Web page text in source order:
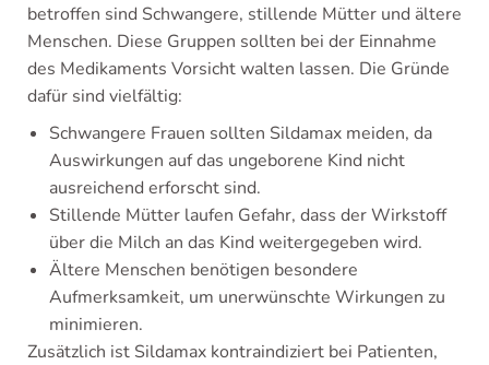
betroffen sind Schwangere, stillende Mütter und ältere
Menschen. Diese Gruppen sollten bei der Einnahme
des Medikaments Vorsicht walten lassen. Die Gründe
dafür sind vielfältig:
Schwangere Frauen sollten Sildamax meiden, da
Auswirkungen auf das ungeborene Kind nicht
ausreichend erforscht sind.
Stillende Mütter laufen Gefahr, dass der Wirkstoff
über die Milch an das Kind weitergegeben wird.
Ältere Menschen benötigen besondere
Aufmerksamkeit, um unerwünschte Wirkungen zu
minimieren.
Zusätzlich ist Sildamax kontraindiziert bei Patienten,